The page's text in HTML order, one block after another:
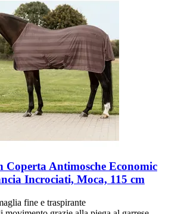
Coperta Antimosche Economic
Incrociati, Moca, 115 cm
fine e traspirante